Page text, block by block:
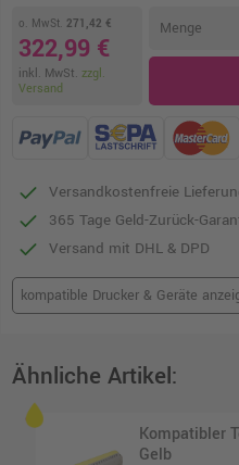
o. MwSt. 271,42 €
322,99 €
inkl. MwSt. zzgl.
Versand
Menge
Versandkostenfreie
365 Tage Geld-Zurück-
Versand mit DHL & DPD
kompatible Drucker & Geräte
Ähnliche Artikel:
Kompatibler
Gelb